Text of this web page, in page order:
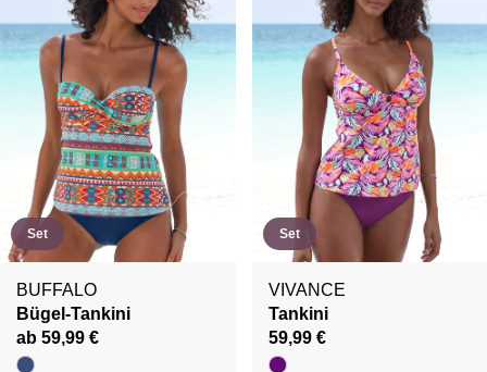
Set
BUFFALO
Bügel-Tankini
ab 59,99 €
Set
VIVANCE
Tankini
59,99 €